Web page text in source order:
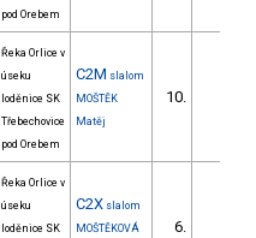
pod Orebem
Řeka Orlice v
úseku
loděnice SK
Třebechovice
pod Orebem
C2M slalom
MOŠTĚK
Matěj
10.
Řeka Orlice v
úseku
loděnice SK
C2X slalom
MOŠTĚKOVÁ
6.